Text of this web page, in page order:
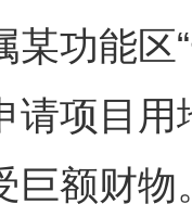
某功能区
请项目
巨额财